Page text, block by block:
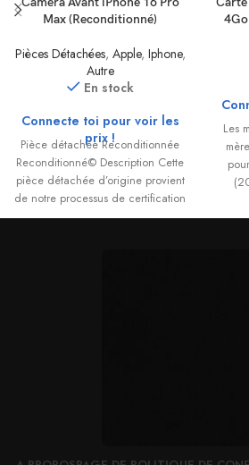
Max (Reconditionné)
Pièces Détachées, Apple, Iphone,
Autre
En stock
Connecte toi pour voir les
prix !
Pièce détachée Reconditionnée
Reconditionné© Description Cette
pièce détachée d’origine provient
de notre processus de certification
Reconditionné©. Chaque
Les